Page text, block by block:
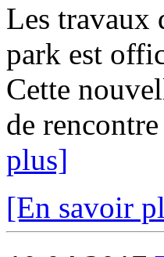
Les travaux
park est
Cette
de
plus]
[En savoir